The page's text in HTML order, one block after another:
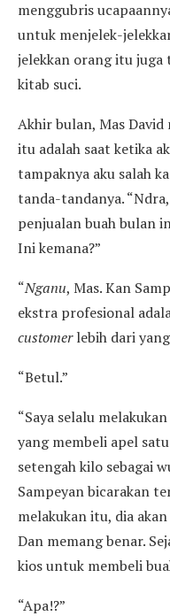
menggubris
untuk menjelek-
jelekkan orang itu
kitab suci.
Akhir bulan, Mas
itu adalah saat ketika
tampaknya aku salah
tanda-tandanya.
penjualan buah bulan
Ini kemana?”
“Nganu, Mas. Kan
ekstra profesional
customerlebih dari yang
“Betul.”
“Saya selalu
yang membeli apel
setengah kilo sebagai
Sampeyan bicarakan
melakukan itu, dia
Dan memang benar.
kios untuk membeli
“Apa!?”